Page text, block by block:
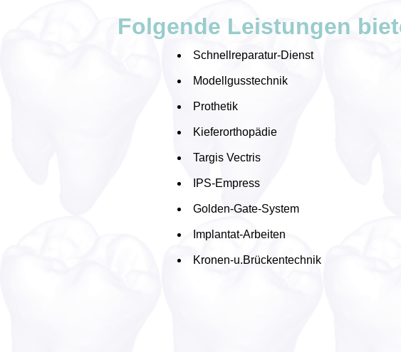
Folgende Leistungen
Schnellreparatur-Dienst
Modellgusstechnik
Prothetik
Kieferorthopädie
Targis Vectris
IPS-Empress
Golden-Gate-System
Implantat-Arbeiten
Kronen-u.Brückentechnik